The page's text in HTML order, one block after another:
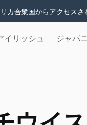
カ合衆国からアクセスさ
イリッシュ ジャパ